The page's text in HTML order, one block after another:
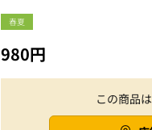
春夏
この商品
980円